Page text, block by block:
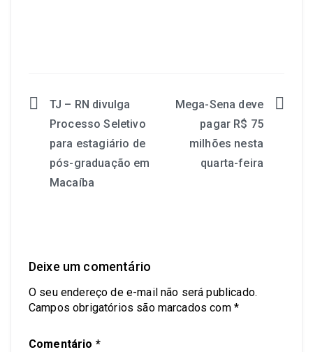
TJ – RN divulga
Processo Seletivo
para estagiário de
pós-graduação em
Macaíba
Mega-Sena deve
pagar R$ 75
milhões nesta
quarta-feira
Deixe um comentário
O seu endereço de e-mail não será publicado.
Campos obrigatórios são marcados com *
Comentário *